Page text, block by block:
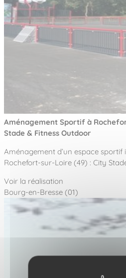
Aménagement Sportif à
Stade & Fitness Outdoor
Aménagement d’un espace
Rochefort-sur-Loire (49) : City
Voir la réalisation
Bourg-en-Bresse (01)